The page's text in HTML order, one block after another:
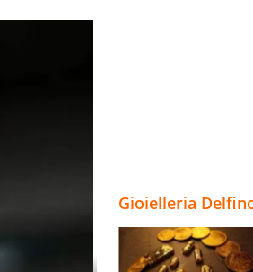
Gioielleria